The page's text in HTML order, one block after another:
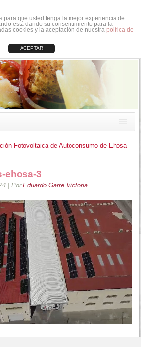
para que usted tenga la mejor experiencia de
está dando su consentimiento para la
cookies y la aceptación de nuestra política de
ACEPTAR
Fotovoltaica de Autoconsumo de Ehosa
ehosa-3
|Por Eduardo Garre Victoria